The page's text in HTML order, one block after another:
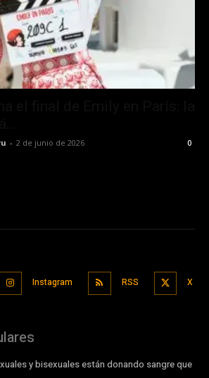
- 2 de junio de 2026 0
Instagram RSS X
y bisexuales están donando sangre que